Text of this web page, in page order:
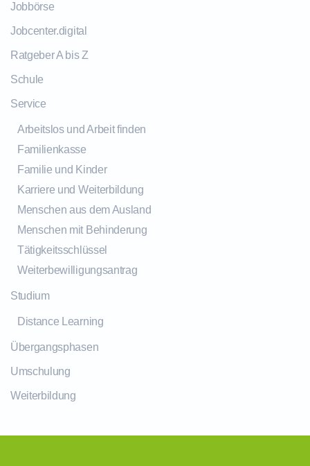
Jobbörse
Jobcenter.digital
Ratgeber A bis Z
Schule
Service
Arbeitslos und Arbeit finden
Familienkasse
Familie und Kinder
Karriere und Weiterbildung
Menschen aus dem Ausland
Menschen mit Behinderung
Tätigkeitsschlüssel
Weiterbewilligungsantrag
Studium
Distance Learning
Übergangsphasen
Umschulung
Weiterbildung